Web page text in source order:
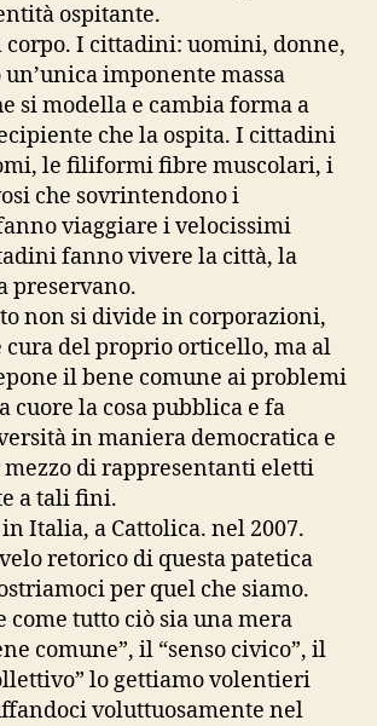
ospitante.
corpo. I cittadini: uomini, donne,
imponente massa
si modella e cambia forma a
che la ospita. I cittadini
le filiformi fibre muscolari, i
che sovrintendono i
viaggiare i velocissimi
fanno vivere la città, la
preservano.
non si divide in corporazioni,
cura del proprio orticello, ma al
il bene comune ai problemi
cuore la cosa pubblica e fa
in maniera democratica e
di rappresentanti eletti
a tali fini.
Italia, a Cattolica. nel 2007.
retorico di questa patetica
per quel che siamo.
come tutto ciò sia una mera
comune”, il “senso civico”, il
lo gettiamo volentieri
voluttuosamente nel